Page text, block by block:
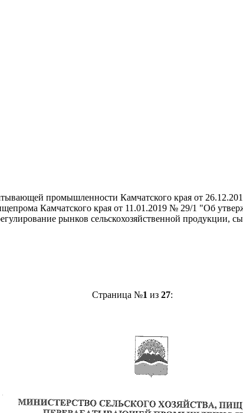
промышленности Камчатского края от
Камчатского края от 11.01.2019 № 29/1 "Об
рынков сельскохозяйственной продукции,
Страница №1 из 27: